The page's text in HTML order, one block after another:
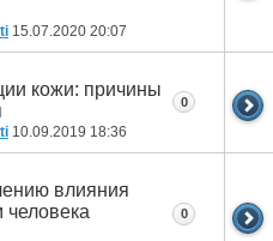
15.07.2020 20:07
кожи: причины
10.09.2019 18:36
0
влияния
человека
0